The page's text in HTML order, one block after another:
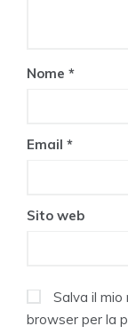
Nome *
Email *
Sito web
Salva il
browser per la